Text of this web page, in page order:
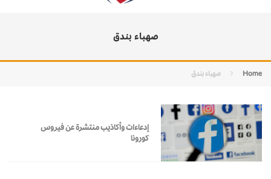
صهباء بندق
Home صهباء بندق
إدعاءات وأكاذيب منتشرة عن فيروس
كورونا